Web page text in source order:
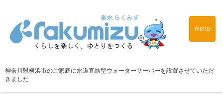
menu
神奈川県横浜市のご家庭に水道直結型ウォーターサーバーを設置させていただ
きました